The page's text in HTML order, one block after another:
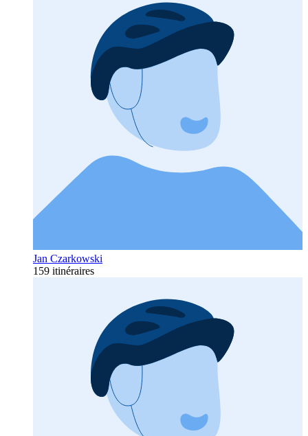
Jan Czarkowski
159 itinéraires